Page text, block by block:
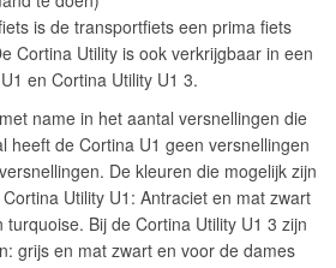
is de transportfiets een prima fiets
Cortina Utility is ook verkrijgbaar in een
en Cortina Utility U1 3.
name in het aantal versnellingen die
heeft de Cortina U1 geen versnellingen
De kleuren die mogelijk zijn
Utility U1: Antraciet en mat zwart
Bij de Cortina Utility U1 3 zijn
grijs en mat zwart en voor de dames